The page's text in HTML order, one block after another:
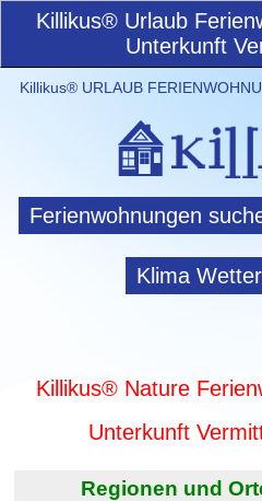
Killikus® Urlaub
Unterkunft
Killikus® URLAUB
Ferienwohnungen
Klima
Killikus® Nature
Unterkunft
Regionen und